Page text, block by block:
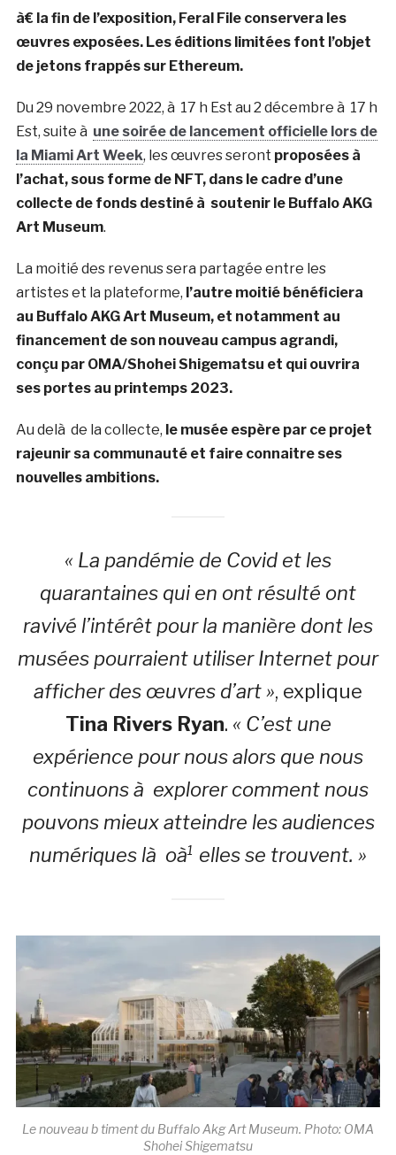
à€ la fin de l’exposition, Feral File conservera les
œuvres exposées. Les éditions limitées font l’objet
de jetons frappés sur Ethereum.
Du 29 novembre 2022, à 17 h Est au 2 décembre à 17 h
Est, suite à une soirée de lancement officielle lors de
la Miami Art Week, les œuvres seront proposées à
l’achat, sous forme de NFT, dans le cadre d’une
collecte de fonds destiné à soutenir le Buffalo AKG
Art Museum.
La moitié des revenus sera partagée entre les
artistes et la plateforme, l’autre moitié bénéficiera
au Buffalo AKG Art Museum, et notamment au
financement de son nouveau campus agrandi,
conçu par OMA/Shohei Shigematsu et qui ouvrira
ses portes au printemps 2023.
Au delà de la collecte, le musée espère par ce projet
rajeunir sa communauté et faire connaitre ses
nouvelles ambitions.
« La pandémie de Covid et les
quarantaines qui en ont résulté ont
ravivé l’intérêt pour la manière dont les
musées pourraient utiliser Internet pour
afficher des œuvres d’art », explique
Tina Rivers Ryan. « C’est une
expérience pour nous alors que nous
continuons à explorer comment nous
pouvons mieux atteindre les audiences
numériques là oà¹ elles se trouvent. »
Le nouveau b timent du Buffalo Akg Art Museum. Photo: OMA
Shohei Shigematsu